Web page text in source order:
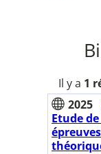
Il y a 1
2025
Etude